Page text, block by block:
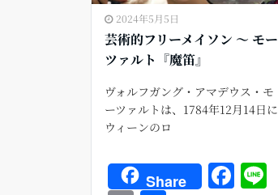
2024年5月5日
芸術的フリーメイソン 〜 モー
ツァルト『魔笛』
ヴォルフガング・アマデウス・モ
ーツァルトは、1784年12月14日に
ウィーンのロ
Share F